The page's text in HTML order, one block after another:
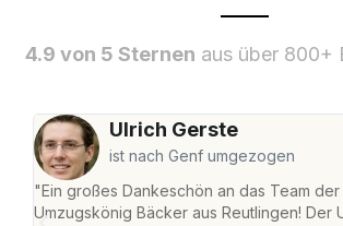
4.9 von 5 Sternen aus über 800+
Ulrich Gerste
ist nach Genf umgezogen
"Ein großes Dankeschön an das Team der
Umzugskönig Bäcker aus Reutlingen! Der